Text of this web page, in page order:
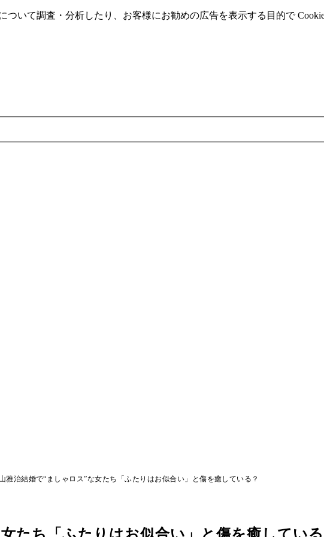
ついて調査・分析したり、お客様にお勧めの広告を表⽰する⽬的で
雅治結婚で“ましゃロス”な女たち「ふたりはお似合い」と傷を癒している？
たち「ふたりはお似合い」と傷を癒してい